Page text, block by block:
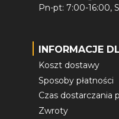
Pn-pt: 7:00-16:00,
INFORMACJE
Koszt dostawy
Sposoby płatności
Czas dostarczania
Zwroty